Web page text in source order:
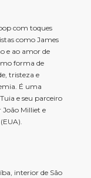
com toques
como James
e ao amor de
forma de
tristeza e
É uma
e seu parceiro
João Milliet e
interior de São